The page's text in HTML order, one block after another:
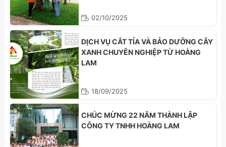
02/10/2025
DỊCH VỤ CẮT TỈA VÀ BẢO DƯỠNG CÂY
XANH CHUYÊN NGHIỆP TỪ HOÀNG
LAM
18/09/2025
CHÚC MỪNG 22 NĂM THÀNH LẬP
CÔNG TY TNHH HOÀNG LAM